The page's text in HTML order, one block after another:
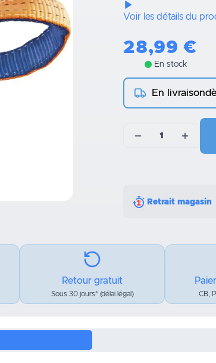
Voir les détails du
28,99 €
En stock
En livraison
1
Retrait magasin
Retour gratuit
Sous 30 jours* (délai légal) CB,